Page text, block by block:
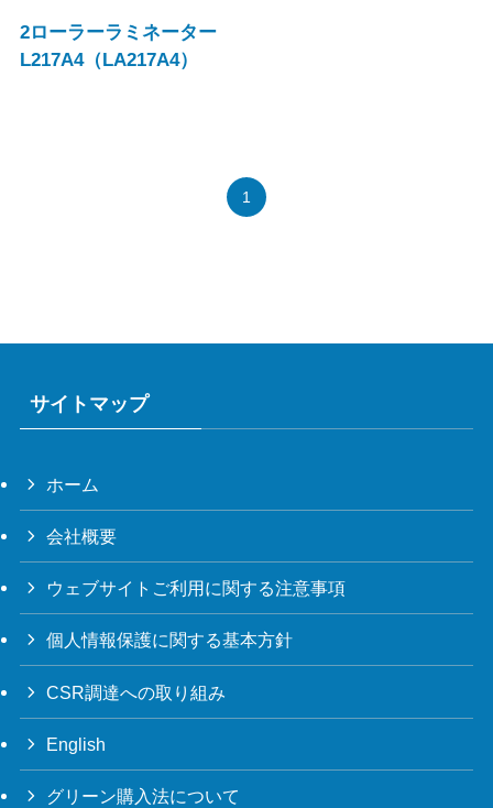
2ローラーラミネーター
L217A4（LA217A4）
1
サイトマップ
ホーム
会社概要
ウェブサイトご利用に関する注意事項
個人情報保護に関する基本方針
CSR調達への取り組み
English
グリーン購入法について